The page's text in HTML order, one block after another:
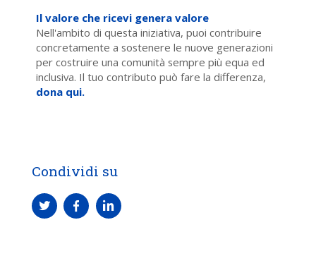
Il valore che ricevi genera valore
Nell'ambito di questa iniziativa, puoi contribuire
concretamente a sostenere le nuove generazioni
per costruire una comunità sempre più equa ed
inclusiva. Il tuo contributo può fare la differenza,
dona qui.
Condividi su